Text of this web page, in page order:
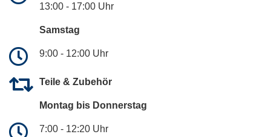
13:00 - 17:00 Uhr
Samstag
9:00 - 12:00 Uhr
Teile & Zubehör
Montag bis Donnerstag
7:00 - 12:20 Uhr